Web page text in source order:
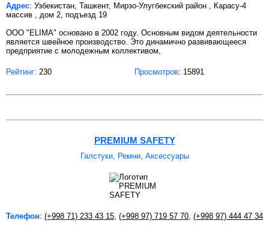
Адрес: Узбекистан, Ташкент, Мирзо-Улугбекский район , Карасу-4
массив , дом 2, подъезд 19
ООО "ELIMA" основано в 2002 году. Основным видом деятельности
является швейное производство. Это динамично развивающееся
предприятие с молодежным коллективом,
Рейтинг: 230 Просмотров: 15891
PREMIUM SAFETY
Галстуки, Ремни, Аксессуары
Телефон: (+998 71) 233 43 15 (+998 97) 719 57 70 (+998 97) 444 47 34